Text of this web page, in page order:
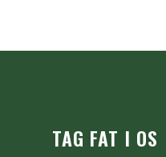
TAG FAT I OS